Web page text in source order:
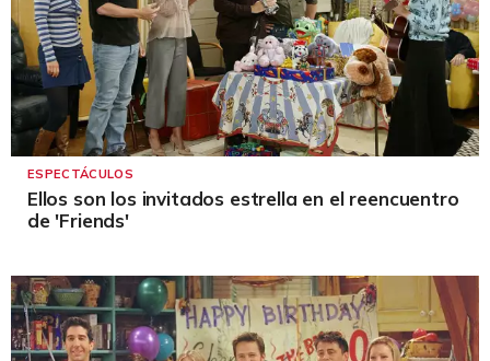
ESPECTÁCULOS
Ellos son los invitados estrella en el reencuentro
de 'Friends'